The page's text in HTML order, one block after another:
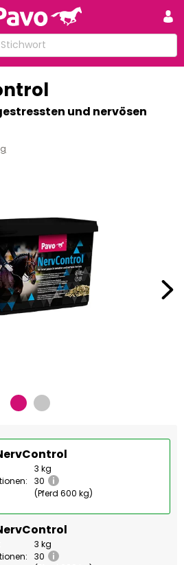
und nervösen
3 kg
30
(Pferd 600 kg)
3 kg
30